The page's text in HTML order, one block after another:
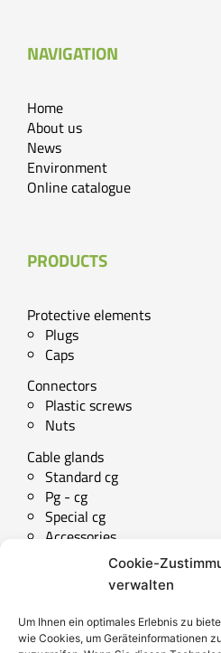
Cookie-
verwalten
Um Ihnen ein optimales Erlebnis zu
wie Cookies, um Geräteinformationen
NAVIGATION
Home
About us
News
Environment
Online catalogue
PRODUCTS
Protective elements
Plugs
Caps
Connectors
Plastic screws
Nuts
Cable glands
Standard cg
Pg - cg
Special cg
Accessories
Technical downloads